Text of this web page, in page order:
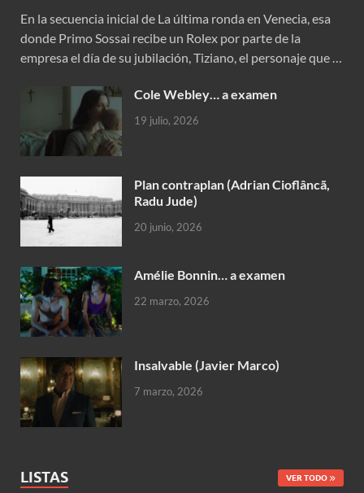
En la secuencia inicial de La última ronda en Venecia, esa
donde Primo Sossai recibe un Rolex por parte de la
empresa el día de su jubilación, Tiziano, el personaje que …
Cole Webley… a examen
19 julio, 2026
Plan contraplan (Adrian Cioflâncã,
Radu Jude)
20 junio, 2026
Amélie Bonnin… a examen
22 marzo, 2026
Insalvable (Javier Marco)
7 marzo, 2026
LISTAS VER TODO